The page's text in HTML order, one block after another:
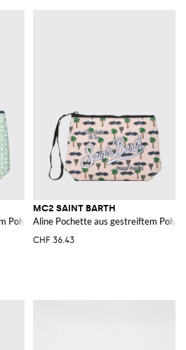
Polyester
MC2 SAINT BARTH
Aline Pochette aus gestreiftem
CHF 36.43